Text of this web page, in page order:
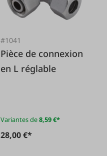
#1041
Pièce de connexion
en L réglable
Variantes de8,59 €*
28,00 €*